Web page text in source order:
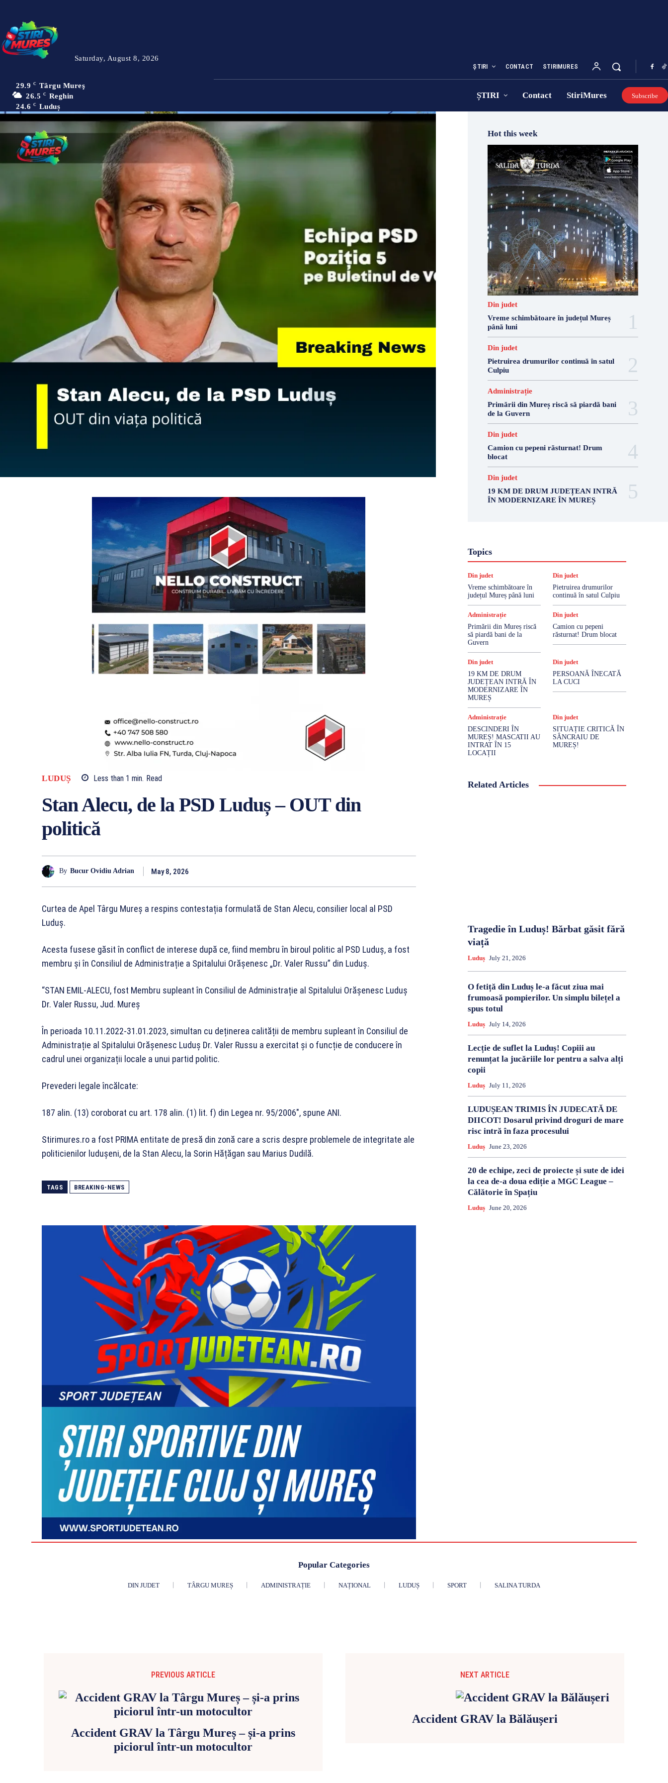
Saturday, August 8, 2026
29.9 C
Târgu Mureş
26.5
C
Reghin
24.6
C Luduș
ȘTIRI CONTACT STIRIMURES
ȘTIRI Contact StiriMures Subscribe
LUDUȘ Less than 1 min. Read
Stan Alecu, de la PSD Luduș – OUT din
politică
By Bucur Ovidiu Adrian May 8, 2026
Curtea de Apel Târgu Mureș a respins contestația formulată de Stan Alecu, consilier local al PSD
Luduș.
Acesta fusese găsit în conflict de interese după ce, fiind membru în biroul politic al PSD Luduș, a fost
membru și în Consiliul de Administrație a Spitalului Orășenesc „Dr. Valer Russu” din Luduș.
“STAN EMIL-ALECU, fost Membru supleant în Consiliul de Administrație al Spitalului Orășenesc Luduș
Dr. Valer Russu, Jud. Mureș
În perioada 10.11.2022-31.01.2023, simultan cu deținerea calității de membru supleant în Consiliul de
Administrație al Spitalului Orășenesc Luduș Dr. Valer Russu a exercitat și o funcție de conducere în
cadrul unei organizații locale a unui partid politic.
Prevederi legale încălcate:
187 alin. (13) coroborat cu art. 178 alin. (1) lit. f) din Legea nr. 95/2006″, spune ANI.
Stirimures.ro a fost PRIMA entitate de presă din zonă care a scris despre problemele de integritate ale
politicienilor ludușeni, de la Stan Alecu, la Sorin Hățăgan sau Marius Dudilă.
TAGS BREAKING-NEWS
Hot this week
Din judet
Vreme schimbătoare în județul Mureș
până luni
Din judet
Pietruirea drumurilor continuă în satul
Culpiu
Administrație
Primării din Mureș riscă să piardă bani
de la Guvern
Din judet
Camion cu pepeni răsturnat! Drum
blocat
Din judet
19 KM DE DRUM JUDEȚEAN INTRĂ
ÎN MODERNIZARE ÎN MUREȘ
Topics
Din judet
Vreme schimbătoare în
județul Mureș până luni
Din judet
Pietruirea drumurilor
continuă în satul Culpiu
Administrație
Primării din Mureș riscă
să piardă bani de la
Guvern
Din judet
Camion cu pepeni
răsturnat! Drum blocat
Din judet
19 KM DE DRUM
JUDEȚEAN INTRĂ ÎN
MODERNIZARE ÎN
MUREȘ
Din judet
PERSOANĂ ÎNECATĂ
LA CUCI
Administrație
DESCINDERI ÎN
MUREȘ! MASCATII AU
INTRAT ÎN 15
LOCAȚII
Din judet
SITUAȚIE CRITICĂ ÎN
SÂNCRAIU DE
MUREȘ!
Related Articles
Tragedie în Luduș! Bărbat găsit fără
viață
Luduș July 21, 2026
O fetiță din Luduș le-a făcut ziua mai
frumoasă pompierilor. Un simplu bilețel a
spus totul
Luduș July 14, 2026
Lecție de suflet la Luduș! Copiii au
renunțat la jucăriile lor pentru a salva alți
copii
Luduș July 11, 2026
LUDUȘEAN TRIMIS ÎN JUDECATĂ DE
DIICOT! Dosarul privind droguri de mare
risc intră în faza procesului
Luduș June 23, 2026
20 de echipe, zeci de proiecte și sute de idei
la cea de-a doua ediție a MGC League –
Călătorie în Spațiu
Luduș June 20, 2026
Popular Categories
DIN JUDET TÂRGU MUREȘ ADMINISTRAȚIE NAȚIONAL LUDUȘ SPORT SALINA TURDA
PREVIOUS ARTICLE
Accident GRAV la Târgu Mureș – și-a prins
piciorul într-un motocultor
NEXT ARTICLE
Accident GRAV la Bălăușeri